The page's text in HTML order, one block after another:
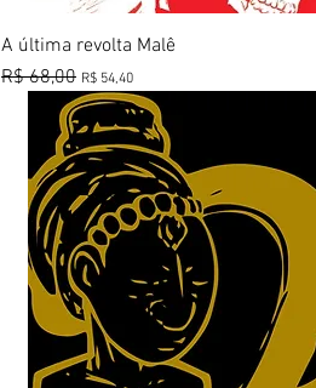
A última revolta Malê
Preço normal
R$ 68,00 Preço promocional
R$ 54,40